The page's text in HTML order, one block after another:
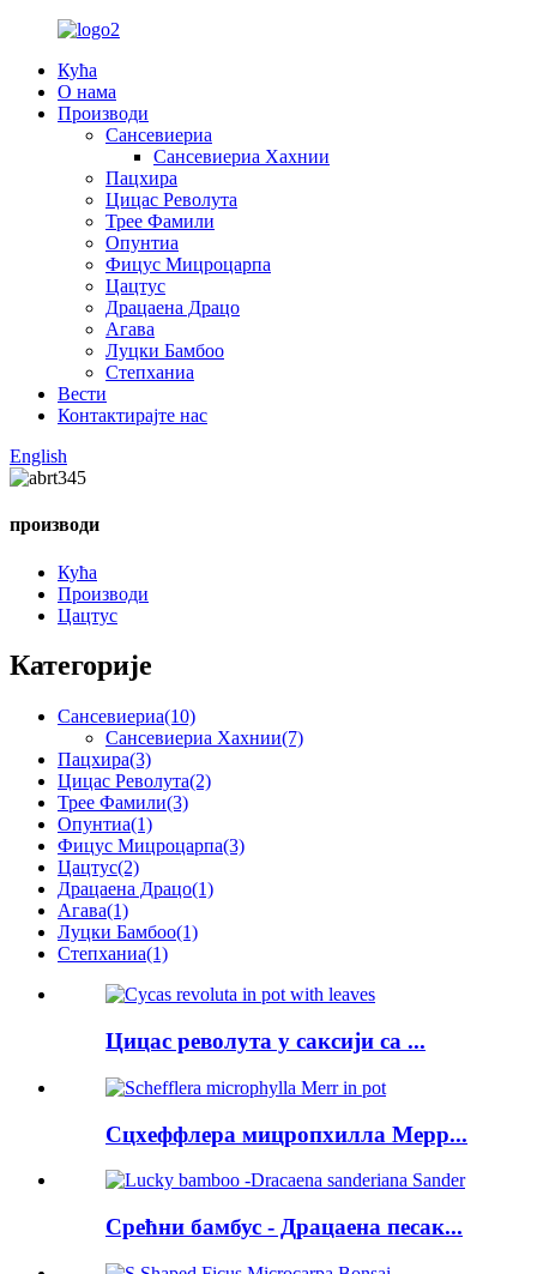
Кућа
О нама
Производи
Сансевиериа
Сансевиериа Хахнии
Пацхира
Цицас Револута
Трее Фамили
Опунтиа
Фицус Мицроцарпа
Цацтус
Драцаена Драцо
Агава
Луцки Бамбоо
Степханиа
Вести
Контактирајте нас
English
производи
Кућа
Производи
Цацтус
Категорије
Сансевиериа(10)
Сансевиериа Хахнии(7)
Пацхира(3)
Цицас Револута(2)
Трее Фамили(3)
Опунтиа(1)
Фицус Мицроцарпа(3)
Цацтус(2)
Драцаена Драцо(1)
Агава(1)
Луцки Бамбоо(1)
Степханиа(1)
Цицас револута у саксији са ...
Сцхеффлера мицропхилла Мерр...
Срећни бамбус - Драцаена песак...